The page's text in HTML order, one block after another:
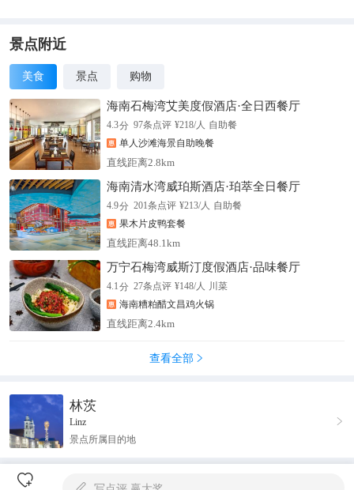
景点附近
美食 景点 购物
海南石梅湾艾美度假酒店·全日西餐厅
4.3分 97条点评 ¥218/人 自助餐
单人沙滩海景自助晚餐
直线距离2.8km
海南清水湾威珀斯酒店·珀萃全日餐厅
4.9分 201条点评 ¥213/人 自助餐
果木片皮鸭套餐
直线距离48.1km
万宁石梅湾威斯汀度假酒店·品味餐厅
4.1分 27条点评 ¥148/人 川菜
海南糟粕醋文昌鸡火锅
直线距离2.4km
查看全部 
林茨
Linz
景点所属目的地

